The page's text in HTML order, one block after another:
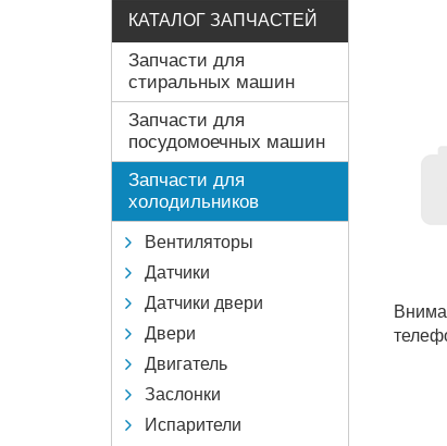
КАТАЛОГ ЗАПЧАСТЕЙ
Запчасти для
стиральных машин
Запчасти для
посудомоечных машин
Запчасти для
холодильников
Вентиляторы
Датчики
Датчики двери
Двери
Двигатель
Заслонки
Испарители